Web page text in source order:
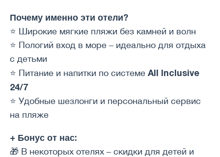
Почему именно эти отели?
⭐️ Широкие мягкие пляжи без камней и волн
⭐️ Пологий вход в море – идеально для отдыха
с детьми
⭐️ Питание и напитки по системе All Inclusive
24/7
⭐️ Удобные шезлонги и персональный сервис
на пляже
+ Бонус от нас:
🎁 В некоторых отелях – скидки для детей и